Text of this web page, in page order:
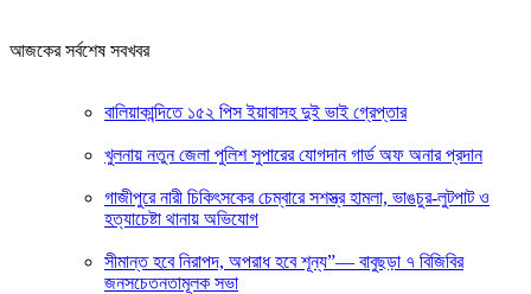
আজকের সর্বশেষ সবখবর
বালিয়াকান্দিতে ১৫২ পিস ইয়াবাসহ দুই ভাই গ্রেপ্তার
খুলনায় নতুন জেলা পুলিশ সুপারের যোগদান গার্ড অফ অনার প্রদান
গাজীপুরে নারী চিকিৎসকের চেম্বারে সশস্ত্র হামলা, ভাঙচুর-লুটপাট ও
হত্যাচেষ্টা থানায় অভিযোগ
সীমান্ত হবে নিরাপদ, অপরাধ হবে শূন্য”— বাবুছড়া ৭ বিজিবির
জনসচেতনতামূলক সভা